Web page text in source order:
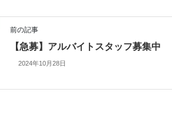
前の記事
【急募】アルバイトスタッフ募集中
2024年10月28日